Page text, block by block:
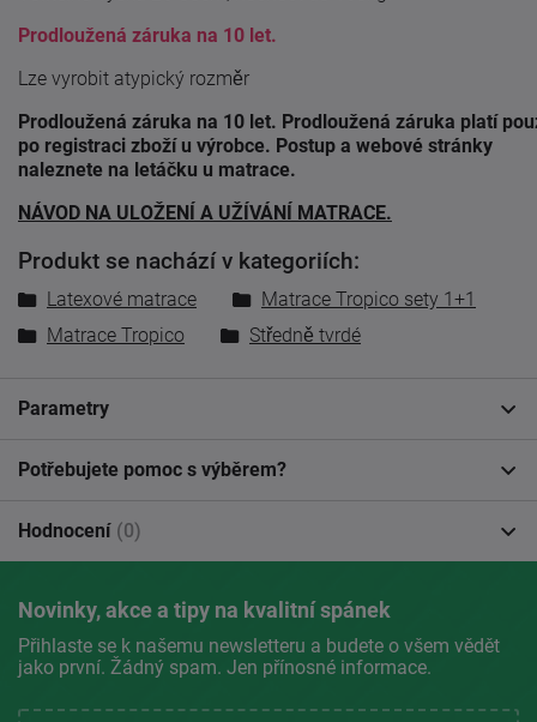
Prodloužená záruka na 10 let.
Lze vyrobit atypický rozměr
Prodloužená záruka na 10 let. Prodloužená záruka platí
po registraci zboží u výrobce. Postup a webové stránky
naleznete na letáčku u matrace.
NÁVOD NA ULOŽENÍ A UŽÍVÁNÍ MATRACE.
Produkt se nachází v kategoriích:
Latexové matrace
Matrace Tropico sety 1+1
Matrace Tropico
Středně tvrdé
Parametry
Potřebujete pomoc s výběrem?
Hodnocení (0)
Novinky, akce a tipy na kvalitní spánek
Přihlaste se k našemu newsletteru a budete o všem vědět
jako první. Žádný spam. Jen přínosné informace.